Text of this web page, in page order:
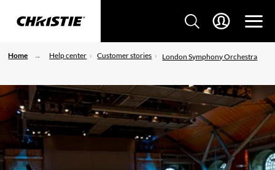
Home Help center Customer stories London Symphony Orchestra